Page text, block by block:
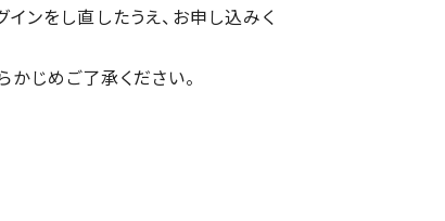
をし直したうえ、お申し込みく
じめご了承ください。